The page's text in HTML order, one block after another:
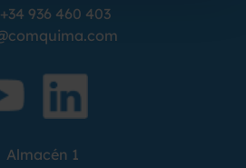
+34 936 460 403
Almacén 1